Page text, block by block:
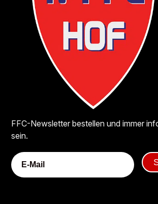
FFC-Newsletter bestellen und immer
sein.